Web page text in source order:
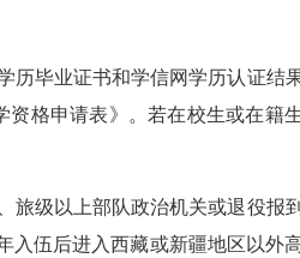
历毕业证书和学信网学历认证结
格申请表》。若在校生或在籍
旅级以上部队政治机关或退役报
入伍后进入西藏或新疆地区以外